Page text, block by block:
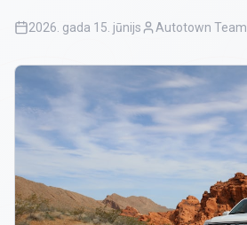
2026. gada 15. jūnijs Autotown Team